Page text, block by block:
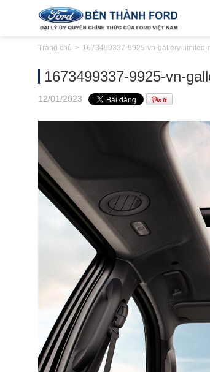
Trang chủ 1673499337-9925-vn-gallery-limited-
1673499337-9925-vn-
12/01/2023